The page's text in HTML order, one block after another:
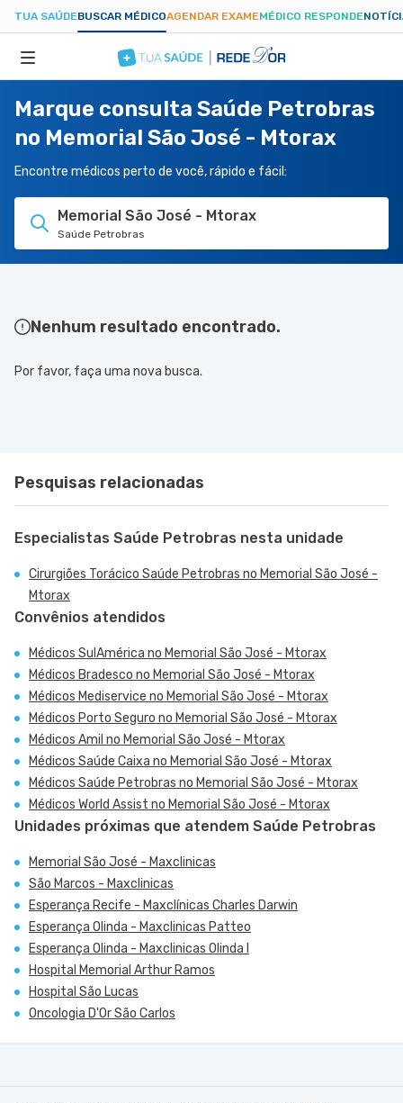
TUA SAÚDEBUSCAR MÉDICOAGENDAR EXAMEMÉDICO RESPONDE
ESPECIALIDADES
HOSPITAIS
TUASAUDE.COM
Marque consulta Saúde Petrobras
no Memorial São José - Mtorax
Encontre médicos perto de você, rápido e fácil:
Memorial São José - Mtorax
Saúde Petrobras
Nenhum resultado encontrado.
Por favor, faça uma nova busca.
Pesquisas relacionadas
Especialistas Saúde Petrobras nesta unidade
Cirurgiões Torácico Saúde Petrobras no Memorial São José -
Mtorax
Convênios atendidos
Médicos SulAmérica no Memorial São José - Mtorax
Médicos Bradesco no Memorial São José - Mtorax
Médicos Mediservice no Memorial São José - Mtorax
Médicos Porto Seguro no Memorial São José - Mtorax
Médicos Amil no Memorial São José - Mtorax
Médicos Saúde Caixa no Memorial São José - Mtorax
Médicos Saúde Petrobras no Memorial São José - Mtorax
Médicos World Assist no Memorial São José - Mtorax
Unidades próximas que atendem Saúde Petrobras
Memorial São José - Maxclinicas
São Marcos - Maxclinicas
Esperança Recife - Maxclínicas Charles Darwin
Esperança Olinda - Maxclinicas Patteo
Esperança Olinda - Maxclinicas Olinda I
Hospital Memorial Arthur Ramos
Hospital São Lucas
Oncologia D'Or São Carlos